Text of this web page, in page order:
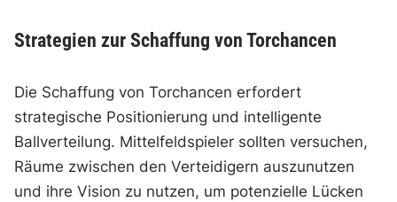
Strategien zur Schaffung von Torchancen
Die Schaffung von Torchancen erfordert
strategische Positionierung und intelligente
Ballverteilung. Mittelfeldspieler sollten versuchen,
Räume zwischen den Verteidigern auszunutzen
und ihre Vision zu nutzen, um potenzielle Lücken